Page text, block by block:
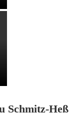
Schmitz-Heß